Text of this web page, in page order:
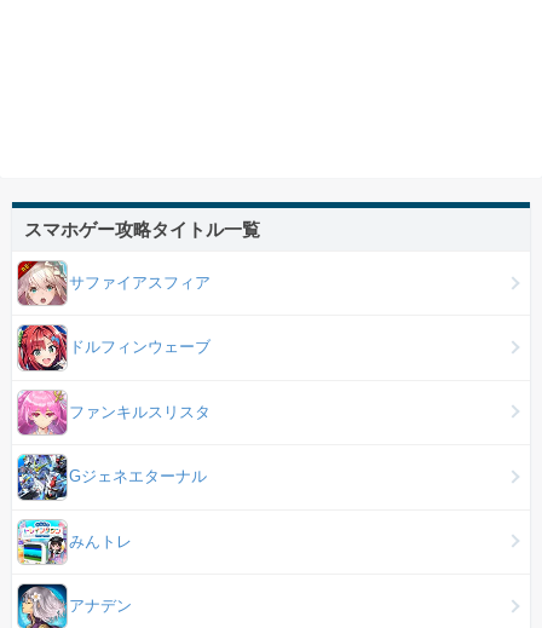
スマホゲー攻略タイトル一覧
サファイアスフィア
ドルフィンウェーブ
ファンキルスリスタ
Gジェネエターナル
みんトレ
アナデン